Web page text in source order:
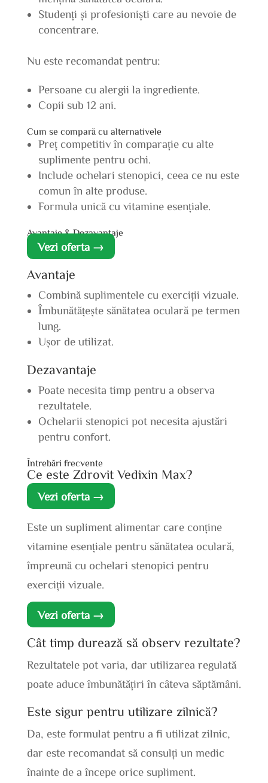
Studenți și profesioniști care au nevoie de
concentrare.
Nu este recomandat pentru:
Persoane cu alergii la ingrediente.
Copii sub 12 ani.
Cum se compară cu alternativele
Preț competitiv în comparație cu alte
suplimente pentru ochi.
Include ochelari stenopici, ceea ce nu este
comun în alte produse.
Formula unică cu vitamine esențiale.
Avantaje & Dezavantaje
Vezi oferta →
Avantaje
Combină suplimentele cu exerciții vizuale.
Îmbunătățește sănătatea oculară pe termen
lung.
Ușor de utilizat.
Dezavantaje
Poate necesita timp pentru a observa
rezultatele.
Ochelarii stenopici pot necesita ajustări
pentru confort.
Întrebări frecvente
Ce este Zdrovit Vedixin Max?
Vezi oferta →
Este un supliment alimentar care conține
vitamine esențiale pentru sănătatea oculară,
împreună cu ochelari stenopici pentru
exerciții vizuale.
Vezi oferta →
Cât timp durează să observ rezultate?
Rezultatele pot varia, dar utilizarea regulată
poate aduce îmbunătățiri în câteva săptămâni.
Este sigur pentru utilizare zilnică?
Da, este formulat pentru a fi utilizat zilnic,
dar este recomandat să consulți un medic
înainte de a începe orice supliment.